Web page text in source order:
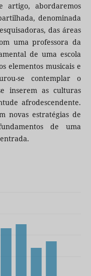
artigo, abordaremos
denominada
das áreas
uma professora da
de uma escola
elementos musicais e
se contemplar o
inserem as culturas
afrodescendente.
novas estratégias de
de uma